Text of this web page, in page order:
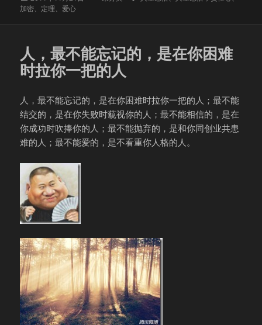
布
加密、 定理、爱心
人，最不能忘记的，是在你困难
时拉你一把的人
人，最不能忘记的，是在你困难时拉你一把的人；最不能
结交的，是在你失败时藐视你的人；最不能相信的，是在
你成功时吹捧你的人；最不能抛弃的，是和你同创业共患
难的人；最不能爱的，是不看重你人格的人。